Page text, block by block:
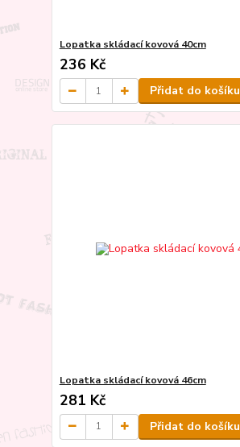
Lopatka skládací kovová 40cm
236 Kč
Přidat do košíku
Lopatka skládací kovová 46cm
281 Kč
Přidat do košíku